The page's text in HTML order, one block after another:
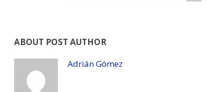
ABOUT POST AUTHOR
Adrián Gómez